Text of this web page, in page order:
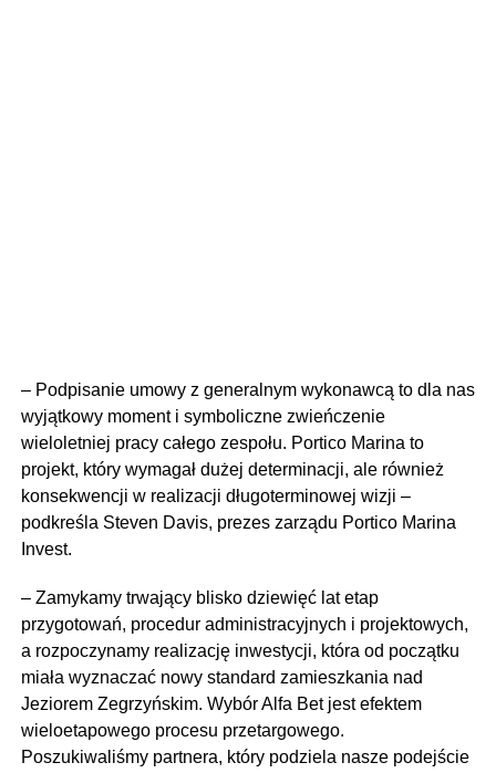
– Podpisanie umowy z generalnym wykonawcą to dla nas
wyjątkowy moment i symboliczne zwieńczenie
wieloletniej pracy całego zespołu. Portico Marina to
projekt, który wymagał dużej determinacji, ale również
konsekwencji w realizacji długoterminowej wizji –
podkreśla Steven Davis, prezes zarządu Portico Marina
Invest.
– Zamykamy trwający blisko dziewięć lat etap
przygotowań, procedur administracyjnych i projektowych,
a rozpoczynamy realizację inwestycji, która od początku
miała wyznaczać nowy standard zamieszkania nad
Jeziorem Zegrzyńskim. Wybór Alfa Bet jest efektem
wieloetapowego procesu przetargowego.
Poszukiwaliśmy partnera, który podziela nasze podejście